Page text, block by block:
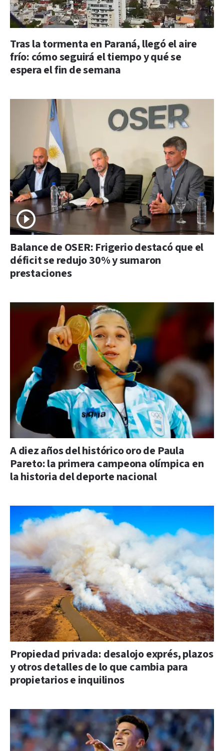
Tras la tormenta en Paraná, llegó el aire
frío: cómo seguirá el tiempo y qué se
espera el fin de semana
Balance de OSER: Frigerio destacó que el
déficit se redujo 30% y sumaron
prestaciones
A diez años del histórico oro de Paula
Pareto: la primera campeona olímpica en
la historia del deporte nacional
Propiedad privada: desalojo exprés, plazos
y otros detalles de lo que cambia para
propietarios e inquilinos